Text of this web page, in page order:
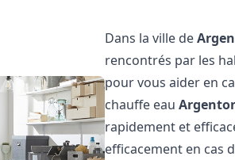
Dans la ville de
rencontrés par les
pour vous aider en
chauffe eau
rapidement et
efficacement en cas